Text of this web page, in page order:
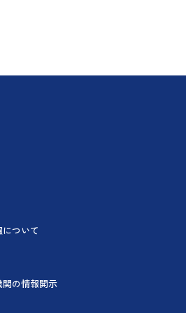
ついて
の情報開示